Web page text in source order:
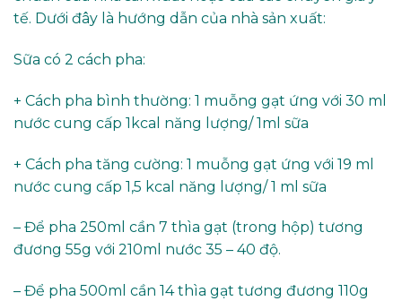
tế. Dưới đây là hướng dẫn của nhà sản xuất:
Sữa có 2 cách pha:
+ Cách pha bình thường: 1 muỗng gạt ứng với 30 ml
nước cung cấp 1kcal năng lượng/ 1ml sữa
+ Cách pha tăng cường: 1 muỗng gạt ứng với 19 ml
nước cung cấp 1,5 kcal năng lượng/ 1 ml sữa
– Để pha 250ml cần 7 thìa gạt (trong hộp) tương
đương 55g với 210ml nước 35 – 40 độ.
– Để pha 500ml cần 14 thìa gạt tương đương 110g